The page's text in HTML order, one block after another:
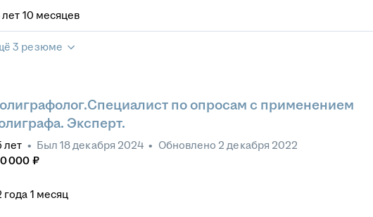
лет 10 месяцев
3 резюме
по опросам с применением
Эксперт.
лет • Был 18 декабря 2024 • Обновлено 2 декабря 2022
000 ₽
года 1 месяц